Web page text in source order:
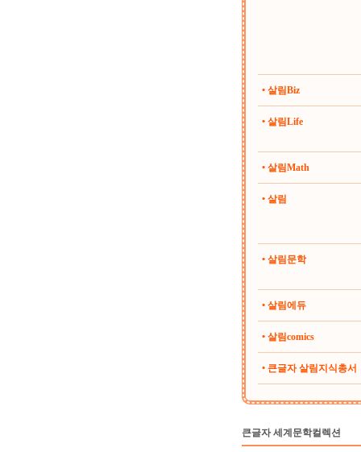
• 살림Biz
• 살림Life
• 살림Math
• 살림
• 살림문학
• 살림에듀
• 살림comics
• 큰글자 살림지식총서
큰글자 세계문학컬렉션